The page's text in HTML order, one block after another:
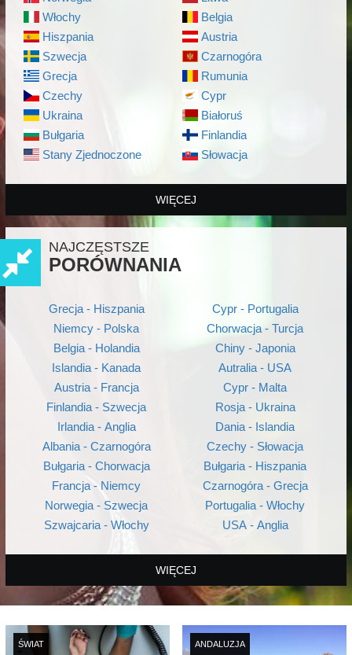
Włochy
Hiszpania
Szwecja
Grecja
Czechy
Ukraina
Bułgaria
Stany Zjednoczone
Belgia
Austria
Czarnogóra
Rumunia
Cypr
Białoruś
Finlandia
Słowacja
WIĘCEJ
NAJCZĘSTSZE
PORÓWNANIA
Grecja - Hiszpania
Niemcy - Polska
Belgia - Holandia
Islandia - Kanada
Austria - Francja
Finlandia - Szwecja
Irlandia - Anglia
Albania - Czarnogóra
Bułgaria - Chorwacja
Francja - Niemcy
Norwegia - Szwecja
Szwajcaria - Włochy
Cypr - Portugalia
Chorwacja - Turcja
Chiny - Japonia
Autralia - USA
Cypr - Malta
Rosja - Ukraina
Dania - Islandia
Czechy - Słowacja
Bułgaria - Hiszpania
Czarnogóra - Grecja
Portugalia - Włochy
USA - Anglia
WIĘCEJ
ŚWIAT ANDALUZJA